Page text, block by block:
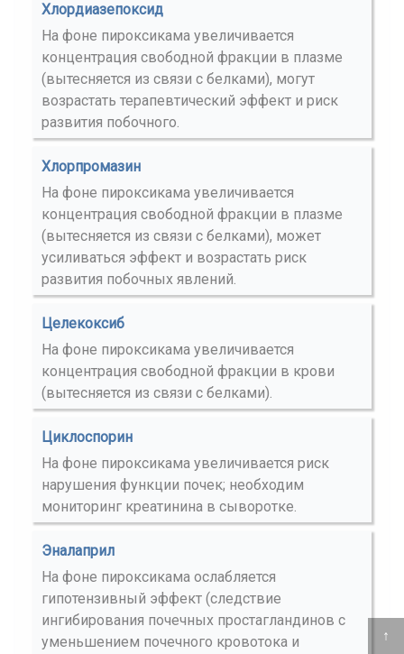
Хлордиазепоксид
На фоне пироксикама увеличивается
концентрация свободной фракции в плазме
(вытесняется из связи с белками), могут
возрастать терапевтический эффект и риск
развития побочного.
Хлорпромазин
На фоне пироксикама увеличивается
концентрация свободной фракции в плазме
(вытесняется из связи с белками), может
усиливаться эффект и возрастать риск
развития побочных явлений.
Целекоксиб
На фоне пироксикама увеличивается
концентрация свободной фракции в крови
(вытесняется из связи с белками).
Циклоспорин
На фоне пироксикама увеличивается риск
нарушения функции почек; необходим
мониторинг креатинина в сыворотке.
Эналаприл
На фоне пироксикама ослабляется
гипотензивный эффект (следствие
ингибирования почечных простагландинов с
уменьшением почечного кровотока и
↑